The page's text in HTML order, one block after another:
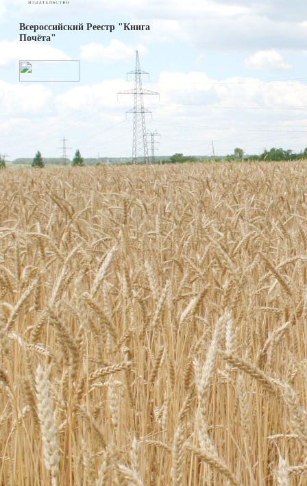
Всероссийский Реестр "Книга
Почёта"